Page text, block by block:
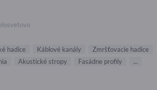
hadice Káblové kanály
Zmršťovacie hadice
Akustické stropy Fasádne profily ...